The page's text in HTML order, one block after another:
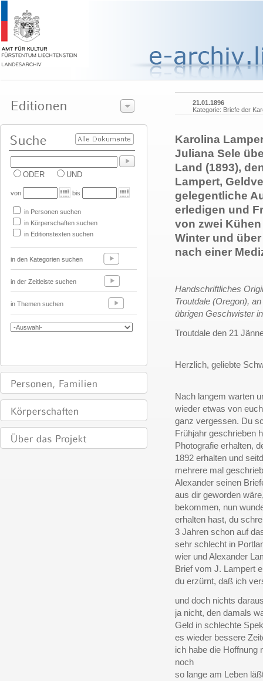
ODER UND
von bis
in Personen suchen
in Körperschaften suchen
in Editionstexten suchen
in den Kategorien suchen
in der Zeitleiste suchen
in Themen suchen
21.01.1896
Kategorie: Briefe der
Karolina
Juliana Sele
Land (1893),
Lampert,
gelegentliche
erledigen und
von zwei
Winter und
nach einer
Handschriftliches
Troutdale (Oregon),
übrigen Geschwister
Troutdale den 21
Herzlich, geliebte
Nach langem warten
wieder etwas von
ganz vergessen. Du
Frühjahr geschrieben
Photografie erhalten,
1892 erhalten und
mehrere mal
Alexander seinen
aus dir geworden
bekommen, nun
erhalten hast, du
3 Jahren schon auf
sehr schlecht in
wier und Alexander
Brief vom J. Lampert
du erzürnt, daß ich
und doch nichts
ja nicht, den damals
Geld in schlechte
es wieder bessere
ich habe die Hoffnung
noch
so lange am Leben